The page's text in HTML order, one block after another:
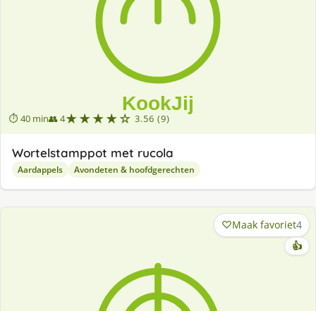
⏱ 40 min👥 4★★★★☆ 3.56 (9)
Wortelstamppot met rucola
Aardappels Avondeten & hoofdgerechten
Maak favoriet4
👍